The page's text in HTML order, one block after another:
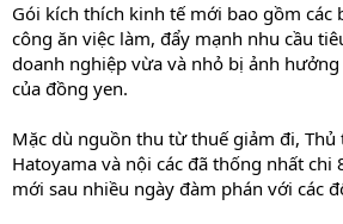
Gói kích thích kinh tế mới bao gồm các
công ăn việc làm, đẩy mạnh nhu cầu
doanh nghiệp vừa và nhỏ bị ảnh
của đồng yen.
Mặc dù nguồn thu từ thuế giảm đi, Thủ
Hatoyama và nội các đã thống nhất chi
mới sau nhiều ngày đàm phán với các